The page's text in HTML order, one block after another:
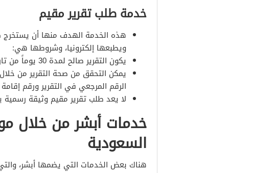
خدمة طلب تقرير مقيم
هذه الخدمة الهدف منها أن يستخرج
ويطبعها إلكترونيا، وشروطها هي:
يكون التقرير صالح لمدة 30 يوماً من تاريخ إصداره ويعد لاغيًا بعد هذا.
يمكن التحقق من صحة التقرير من
الرقم المرجعي في التقرير ورقم
لا يعد طلب تقرير مقيم وثيقة
خدمات أبشر من خلال
السعودية
هناك بعض الخدمات التي يضمها أبشر،